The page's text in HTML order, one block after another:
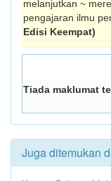
melanjutkan ~
pengajaran ilmu
Edisi Keempat)
Tiada maklumat
Juga ditemukan